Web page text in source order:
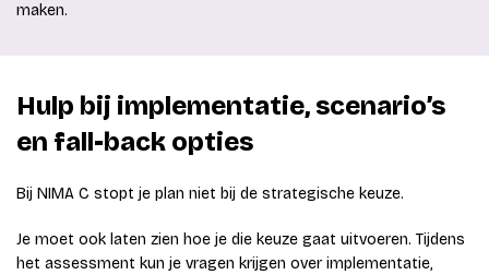
maken.
Hulp bij implementatie, scenario’s
en fall-back opties
Bij NIMA C stopt je plan niet bij de strategische keuze.
Je moet ook laten zien hoe je die keuze gaat uitvoeren. Tijdens
het assessment kun je vragen krijgen over implementatie,